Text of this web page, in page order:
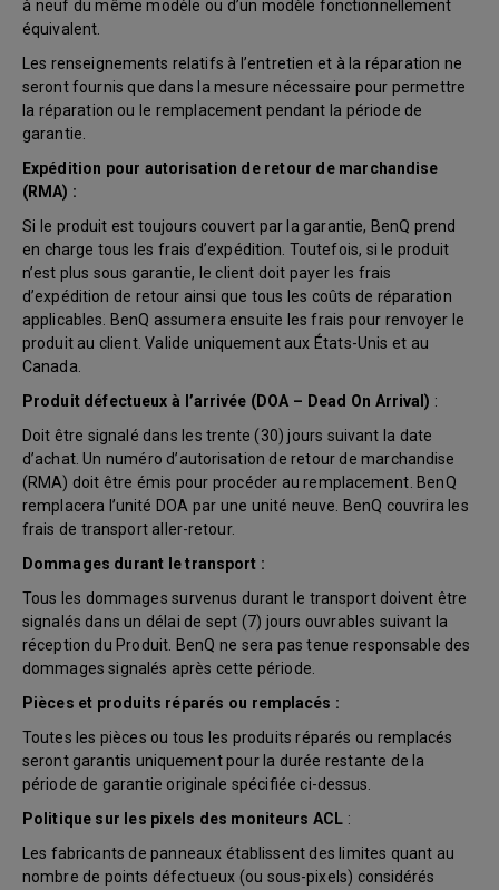
à neuf du même modèle ou d’un modèle fonctionnellement
équivalent.
Les renseignements relatifs à l’entretien et à la réparation ne
seront fournis que dans la mesure nécessaire pour permettre
la réparation ou le remplacement pendant la période de
garantie.
Expédition pour autorisation de retour de marchandise
(RMA) :
Si le produit est toujours couvert par la garantie, BenQ prend
en charge tous les frais d’expédition. Toutefois, si le produit
n’est plus sous garantie, le client doit payer les frais
d’expédition de retour ainsi que tous les coûts de réparation
applicables. BenQ assumera ensuite les frais pour renvoyer le
produit au client. Valide uniquement aux États-Unis et au
Canada.
Produit défectueux à l’arrivée (DOA – Dead On Arrival) :
Doit être signalé dans les trente (30) jours suivant la date
d’achat. Un numéro d’autorisation de retour de marchandise
(RMA) doit être émis pour procéder au remplacement. BenQ
remplacera l’unité DOA par une unité neuve. BenQ couvrira les
frais de transport aller-retour.
Dommages durant le transport :
Tous les dommages survenus durant le transport doivent être
signalés dans un délai de sept (7) jours ouvrables suivant la
réception du Produit. BenQ ne sera pas tenue responsable des
dommages signalés après cette période.
Pièces et produits réparés ou remplacés :
Toutes les pièces ou tous les produits réparés ou remplacés
seront garantis uniquement pour la durée restante de la
période de garantie originale spécifiée ci-dessus.
Politique sur les pixels des moniteurs ACL :
Les fabricants de panneaux établissent des limites quant au
nombre de points défectueux (ou sous-pixels) considérés